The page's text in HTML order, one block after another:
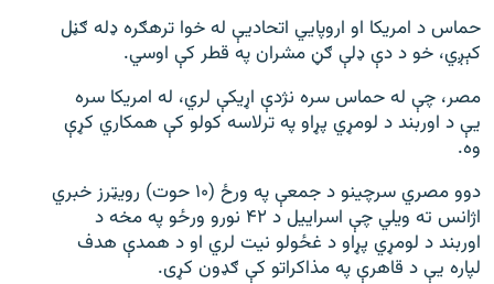
حماس د امریکا او اروپایي اتحادیې له خوا ترهګره ډله ګڼل
کېږي، خو د دې ډلې ګڼ مشران په قطر کې اوسي.
مصر، چې له حماس سره نژدې اړیکې لري، له امریکا سره
یې د اوربند د لومړي پړاو په ترلاسه کولو کې همکاري کړې
وه.
دوو مصري سرچینو د جمعې په ورځ (۱۰ حوت) رویټرز خبري
اژانس ته ویلي چې اسراییل د ۴۲ نورو ورځو په مخه د
اوربند د لومړي پړاو د غځولو نیت لري او د همدې هدف
لپاره یې د قاهرې په مذاکراتو کې ګډون کړی.